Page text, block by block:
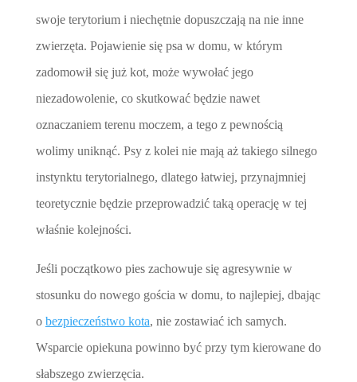
swoje terytorium i niechętnie dopuszczają na nie inne
zwierzęta. Pojawienie się psa w domu, w którym
zadomowił się już kot, może wywołać jego
niezadowolenie, co skutkować będzie nawet
oznaczaniem terenu moczem, a tego z pewnością
wolimy uniknąć. Psy z kolei nie mają aż takiego silnego
instynktu terytorialnego, dlatego łatwiej, przynajmniej
teoretycznie będzie przeprowadzić taką operację w tej
właśnie kolejności.
Jeśli początkowo pies zachowuje się agresywnie w
stosunku do nowego gościa w domu, to najlepiej, dbając
o bezpieczeństwo kota, nie zostawiać ich samych.
Wsparcie opiekuna powinno być przy tym kierowane do
słabszego zwierzęcia.